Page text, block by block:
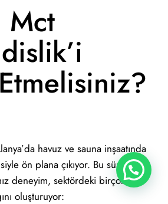
Mct
havuz ve sauna inşaatında
ön plana çıkıyor. Bu süre
deneyim, sektördeki birçok
oluşturuyor: